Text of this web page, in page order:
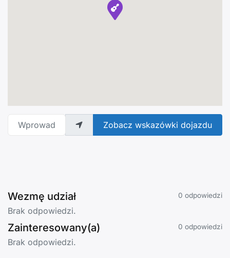
Wprowadź adres Zobacz wskazówki dojazdu
Wezmę udział 0 odpowiedzi
Brak odpowiedzi.
Zainteresowany(a) 0 odpowiedzi
Brak odpowiedzi.